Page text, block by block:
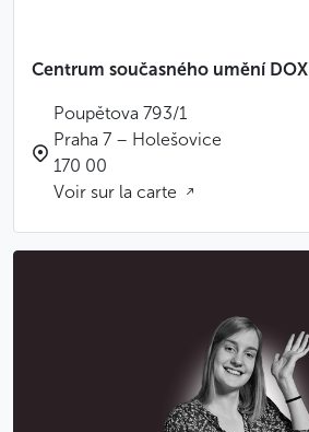
ici.
Centrum současného umění DOX
Poupětova 793/1
Praha 7 – Holešovice
170 00
Voir sur la carte